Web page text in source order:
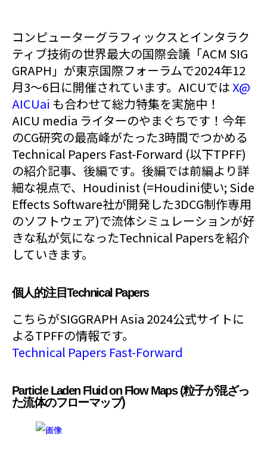
コンピューターグラフィックスとインタラク
ティブ技術の世界最大の国際会議「ACM SIG
GRAPH」が東京国際フォーラムで2024年12
月3～6日に開催されています。AICUではX@
AICUai も合わせて総力特集を実施中！
AICU media ライターのやまぐちです！今年
のCG研究の最高峰がたった3時間でつかめる
Technical Papers Fast-Forward (以下TPFF)
の紹介記事、後編です。後編では前編より詳
細な視点で、Houdinist (=Houdini使い; Side
Effects Software社が開発した3DCG制作専用
のソフトウェア)で流体シミュレーションが好
きな私が気になったTechnical Papersを紹介
していきます。
個人的注目Technical Papers
こちらがSIGGRAPH Asia 2024公式サイトに
よるTPFFの情報です。
Technical Papers Fast-Forward
Particle Laden Fluid on Flow Maps (粒子が混ざっ
た流体のフローマップ)